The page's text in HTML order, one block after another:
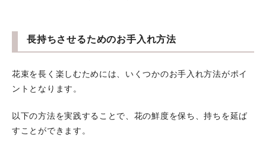
長持ちさせるためのお手入れ方法
花束を長く楽しむためには、いくつかのお手入れ方法がポイ
ントとなります。
以下の方法を実践することで、花の鮮度を保ち、持ちを延ば
すことができます。